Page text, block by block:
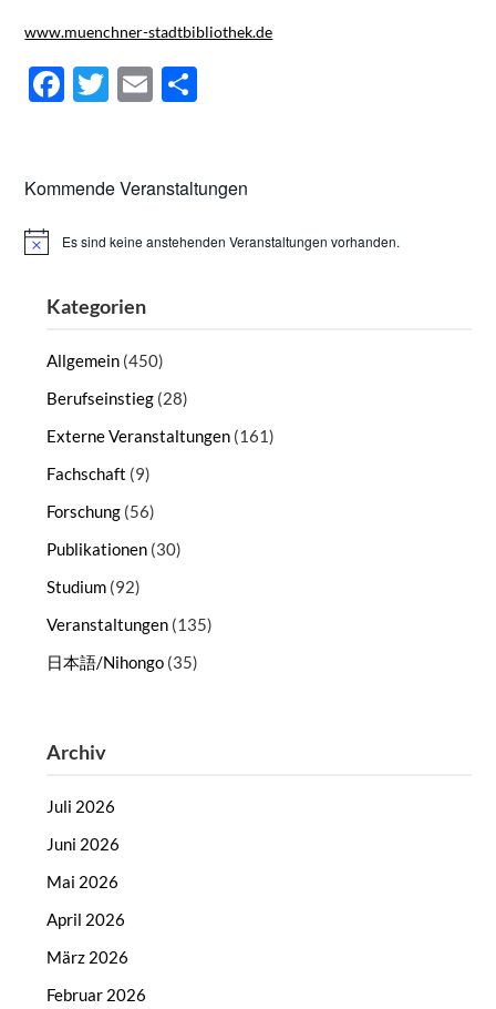
www.muenchner-stadtbibliothek.de
Facebook
Twitter
Email
Kommende Veranstaltungen
HinweisEs sind keine anstehenden Veranstaltungen vorhanden.
Kategorien
Allgemein (450)
Berufseinstieg (28)
Externe Veranstaltungen (161)
Fachschaft (9)
Forschung (56)
Publikationen (30)
Studium (92)
Veranstaltungen (135)
日本語/Nihongo (35)
Archiv
Juli 2026
Juni 2026
Mai 2026
April 2026
März 2026
Februar 2026